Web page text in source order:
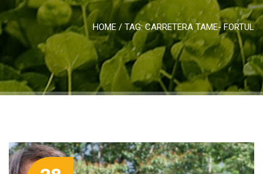
HOME / TAG:CARRETERA TAME- FORTUL